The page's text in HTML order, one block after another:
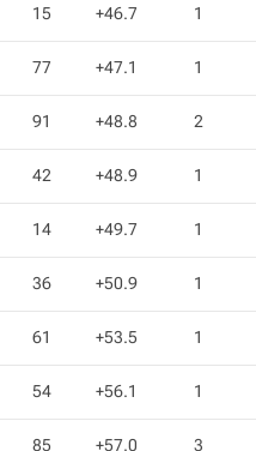
15 +46.7 1
77 +47.1 1
91 +48.8 2
42 +48.9 1
14 +49.7 1
36 +50.9 1
61 +53.5 1
54 +56.1 1
85 +57.0 3